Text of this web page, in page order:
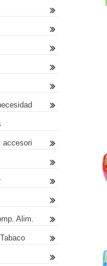
accesori
Alim.